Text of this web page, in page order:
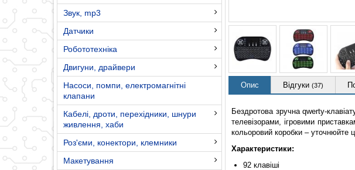
Звук, mp3
Датчики
Робототехніка
Двигуни, драйвери
Насоси, помпи, електромагнітні
клапани
Кабелі, дроти, перехідники, шнури
живлення, хаби
Роз'єми, конектори, клемники
Макетування
Опис Відгуки (37)
Бездротова зручна qwerty-
телевізорами, ігровими
кольоровий коробки – уточнюйте
Характеристики:
92 клавіші